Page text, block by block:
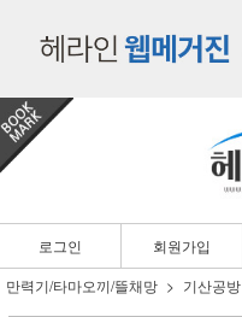
로그인 회원가입
만력기/타마오끼/뜰채망
기산공방